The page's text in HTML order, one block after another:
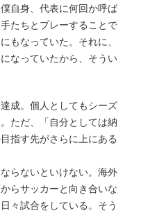
自身、代表に何回か呼ば
たちとプレーすることで
もなっていた。それに、
なっていたから、そうい
成。個人としてもシーズ
ただ、「自分としては納
指す先がさらに上にある
らないといけない。海外
らサッカーと向き合いな
々試合をしている。そう